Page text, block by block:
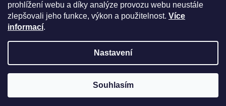
prohlížení webu a díky analýze provozu webu neustále
zlepšovali jeho funkce, výkon a použitelnost. Více
informací.
Nastavení
Souhlasím